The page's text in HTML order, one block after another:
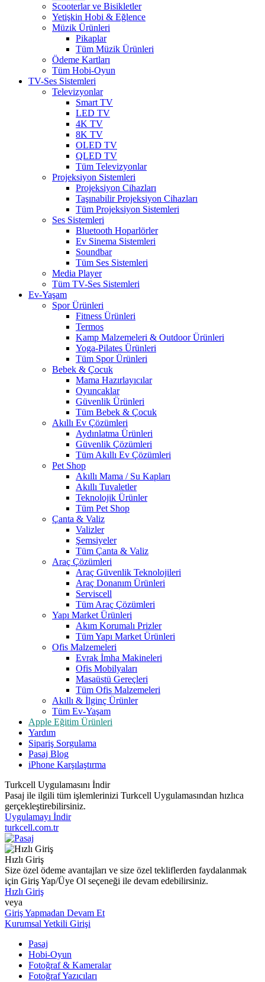
Scooterlar ve Bisikletler
Yetişkin Hobi & Eğlence
Müzik Ürünleri
Pikaplar
Tüm Müzik Ürünleri
Ödeme Kartları
Tüm Hobi-Oyun
TV-Ses Sistemleri
Televizyonlar
Smart TV
LED TV
4K TV
8K TV
OLED TV
QLED TV
Tüm Televizyonlar
Projeksiyon Sistemleri
Projeksiyon Cihazları
Taşınabilir Projeksiyon Cihazları
Tüm Projeksiyon Sistemleri
Ses Sistemleri
Bluetooth Hoparlörler
Ev Sinema Sistemleri
Soundbar
Tüm Ses Sistemleri
Media Player
Tüm TV-Ses Sistemleri
Ev-Yaşam
Spor Ürünleri
Fitness Ürünleri
Termos
Kamp Malzemeleri & Outdoor Ürünleri
Yoga-Pilates Ürünleri
Tüm Spor Ürünleri
Bebek & Çocuk
Mama Hazırlayıcılar
Oyuncaklar
Güvenlik Ürünleri
Tüm Bebek & Çocuk
Akıllı Ev Çözümleri
Aydınlatma Ürünleri
Güvenlik Çözümleri
Tüm Akıllı Ev Çözümleri
Pet Shop
Akıllı Mama / Su Kapları
Akıllı Tuvaletler
Teknolojik Ürünler
Tüm Pet Shop
Çanta & Valiz
Valizler
Şemsiyeler
Tüm Çanta & Valiz
Araç Çözümleri
Araç Güvenlik Teknolojileri
Araç Donanım Ürünleri
Serviscell
Tüm Araç Çözümleri
Yapı Market Ürünleri
Akım Korumalı Prizler
Tüm Yapı Market Ürünleri
Ofis Malzemeleri
Evrak İmha Makineleri
Ofis Mobilyaları
Masaüstü Gereçleri
Tüm Ofis Malzemeleri
Akıllı & İlginç Ürünler
Tüm Ev-Yaşam
Apple Eğitim Ürünleri
Yardım
Sipariş Sorgulama
Pasaj Blog
iPhone Karşılaştırma
Turkcell Uygulamasını İndir
Pasaj ile ilgili tüm işlemlerinizi Turkcell Uygulamasından hızlıca
gerçekleştirebilirsiniz.
Uygulamayı İndir
turkcell.com.tr
Hızlı Giriş
Size özel ödeme avantajları ve size özel tekliflerden faydalanmak
için Giriş Yap/Üye Ol seçeneği ile devam edebilirsiniz.
Hızlı Giriş
veya
Giriş Yapmadan Devam Et
Kurumsal Yetkili Girişi
Pasaj
Hobi-Oyun
Fotoğraf & Kameralar
Fotoğraf Yazıcıları